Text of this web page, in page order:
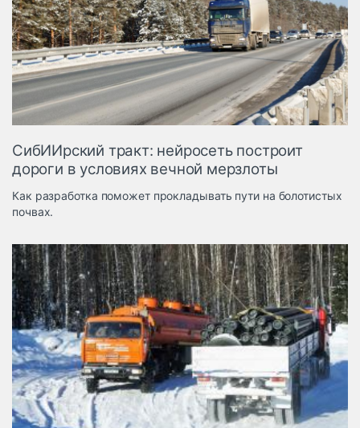
инфраструктура
Логистика, грузы
Негабаритные и
опасные грузы
Безопасность и
страхование
Таможня и ВЭД
грузовые
транспорт
Спецтехника
Автосервис,
запчасти, шины
Топливо, масла и
автохимия
СибИИрский тракт: нейросеть построит
дороги в условиях вечной мерзлоты
Как разработка поможет прокладывать пути на болотистых
почвах.